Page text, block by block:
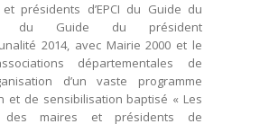
présidents d’EPCI du Guide du
du Guide du président
2014, avec Mairie 2000 et le
départementales de
d’un vaste programme
et de sensibilisation baptisé « Les
des maires et présidents de